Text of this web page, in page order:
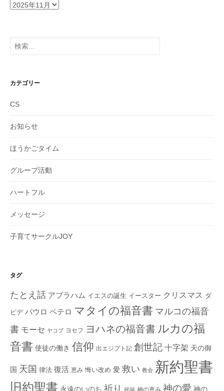
ア
イ
ブ
検
索:
カテゴリー
CS
お知らせ
ほうかごタイム
グループ活動
ハートフル
メッセージ
子育てサークルJOY
タグ
たとえ話 アブラハム イエスの誕生 イースター クリスマス ダ
ビデ パウロ ペテロ マタイの福音書 マルコの福音
書 モーセ ヤコブ ヨセフ ヨハネの福音書 ルカの福
音書 使徒の働き 信仰 出エジプト記 創世記 十字架 天の御
国 天国 律法 復活 恵み 悔い改め 愛 救い 教会 新約聖書
旧約聖書 永遠のいのち 祈り 祝福 神の恵み 神の愛 神の